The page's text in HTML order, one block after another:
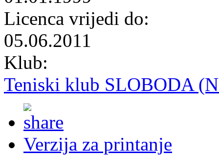
Licenca vrijedi do:
05.06.2011
Klub:
Teniski klub SLOBODA
Verzija za printanje